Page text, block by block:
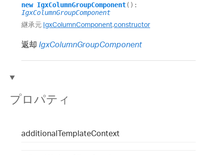
new IgxColumnGroupComponent() :
IgxColumnGroupComponent
継承元 IgxColumnComponent.constructor
返却 IgxColumnGroupComponent
プロパティ
additionalTemplateContext